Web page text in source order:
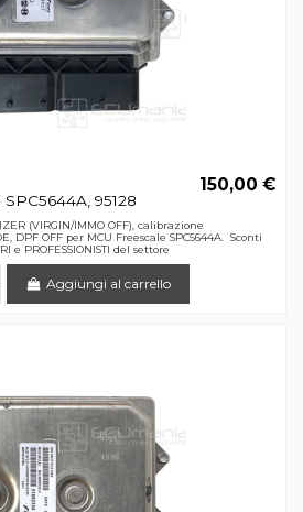
95128
150,00 €
(VIRGIN/IMMO OFF), calibrazione
DPF OFF per MCU Freescale SPC5644A. Sconti
e PROFESSIONISTI del settore
Aggiungi al carrello